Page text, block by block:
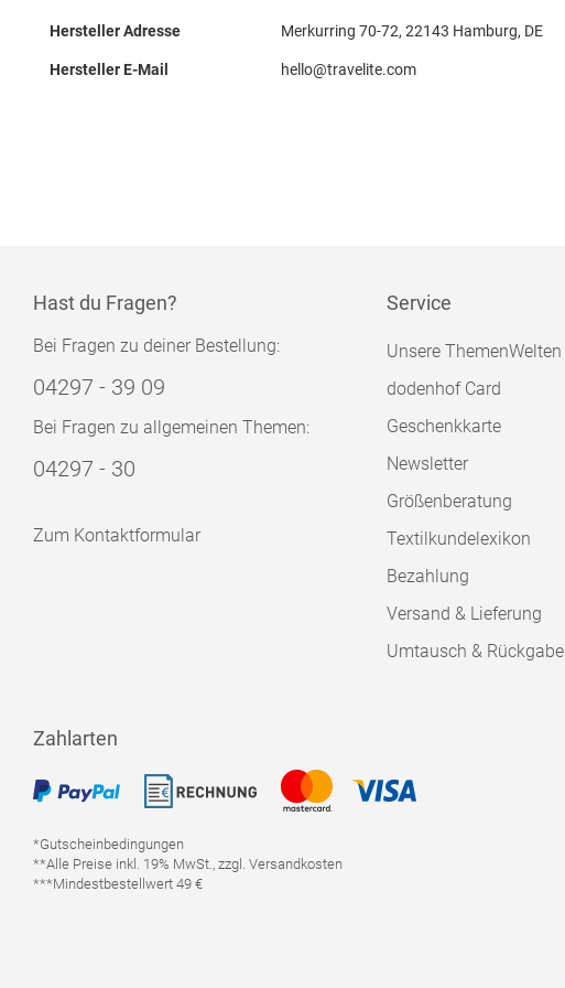
Hersteller Adresse Merkurring 70-72, 22143 Hamburg, DE
Hersteller E-Mail hello@travelite.com
Hast du Fragen?
Bei Fragen zu deiner Bestellung:
04297 - 39 09
Bei Fragen zu allgemeinen Themen:
04297 - 30
Zum Kontaktformular
Service
Unsere ThemenWelten
dodenhof Card
Geschenkkarte
Newsletter
Größenberatung
Textilkundelexikon
Bezahlung
Versand & Lieferung
Umtausch & Rückgabe
Zahlarten
*Gutscheinbedingungen
**Alle Preise inkl. 19% MwSt., zzgl. Versandkosten
***Mindestbestellwert 49 €